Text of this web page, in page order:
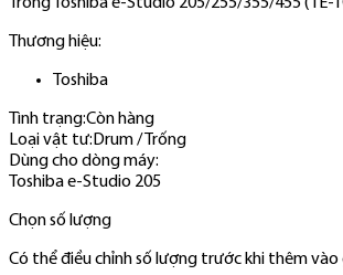
Thương hiệu:
Toshiba
Tình trạng:Còn hàng
Loại vật tư: Drum / Trống
Dùng cho dòng máy:
Toshiba e-Studio 205
Chọn số lượng
Có thể điều chỉnh số lượng trước khi thêm vào